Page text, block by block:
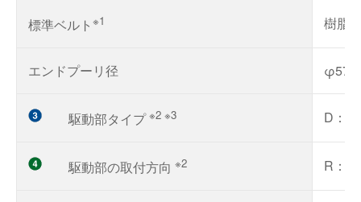
標準ベルト ※1 樹脂
エンドプーリ径 φ57
駆動部タイプ※2 ※3 D：
駆動部の取付方向 ※2 R：